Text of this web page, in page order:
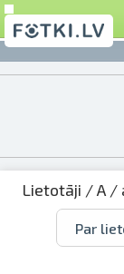
Lietotāji /A/
Par